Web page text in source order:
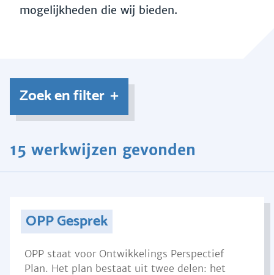
mogelijkheden die wij bieden.
Zoek en filter
15 werkwijzen gevonden
OPP Gesprek
OPP staat voor Ontwikkelings Perspectief
Plan. Het plan bestaat uit twee delen: het